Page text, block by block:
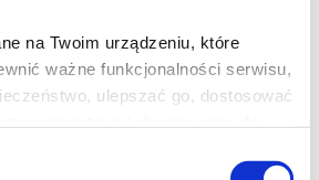
na Twoim urządzeniu, które
ważne funkcjonalności serwisu,
ulepszać go, dostosować